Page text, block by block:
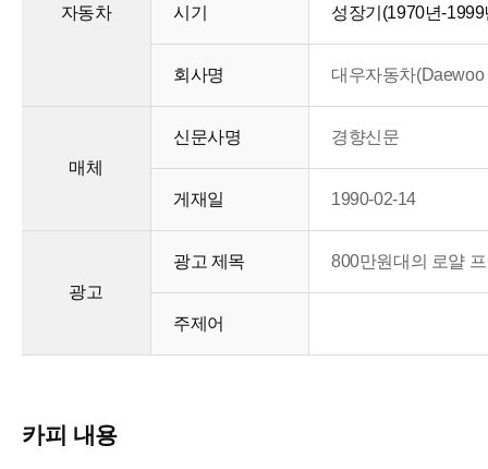
자동차 시기 성장기(1970년-1999
회사명 대우자동차(Daewoo
매체
신문사명 경향신문
게재일 1990-02-14
광고
광고 제목 800만원대의 로얄
주제어
카피 내용